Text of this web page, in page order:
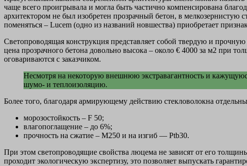
чаще всего проигрывала и могла быть частично компенсирована
архитектором не был изобретен прозрачный бетон, в
поменяться – Lucem (одно из названий новшества) приобретает
Светопроводящая конструкция представляет собой твердую и
цена прозрачного бетона довольно высока – около € 4000 за м2 при
оговариваются с заказчиком.
Несмотря на некоторую внешнюю экстравагантность и
шумо- и теплоизоляцию.
Более того, благодаря армирующему действию стекловолокна
морозостойкость – F 50;
влагопоглащение – до 6%;
прочность на сжатие – М250 и на изгиб — Рtb30.
При этом светопроводящие свойства люцема не зависят от его
проходит экологическую экспертизу, это позволяет выпускать